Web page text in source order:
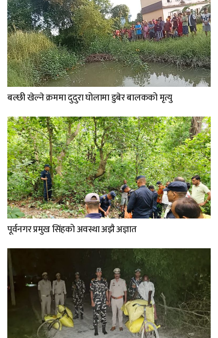
बल्छी खेल्ने क्रममा दुदुरा घोलामा डुबेर बालकको मृत्यु
पूर्वनगर प्रमुख सिंहको अवस्था अझै अज्ञात